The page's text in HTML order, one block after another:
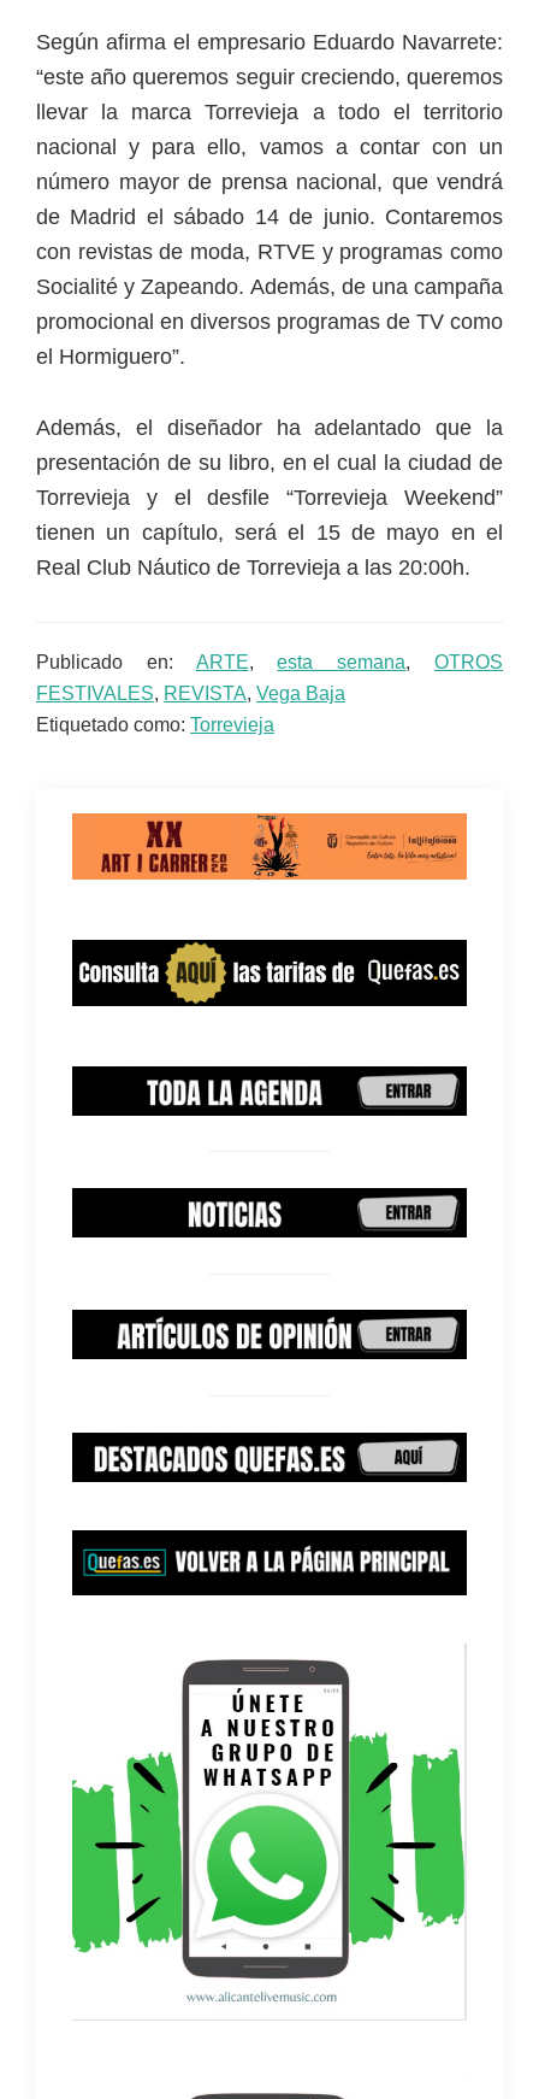
Según afirma el empresario Eduardo Navarrete:
“este año queremos seguir creciendo, queremos
llevar la marca Torrevieja a todo el territorio
nacional y para ello, vamos a contar con un
número mayor de prensa nacional, que vendrá
de Madrid el sábado 14 de junio. Contaremos
con revistas de moda, RTVE y programas como
Socialité y Zapeando. Además, de una campaña
promocional en diversos programas de TV como
el Hormiguero”.
Además, el diseñador ha adelantado que la
presentación de su libro, en el cual la ciudad de
Torrevieja y el desfile “Torrevieja Weekend”
tienen un capítulo, será el 15 de mayo en el
Real Club Náutico de Torrevieja a las 20:00h.
Publicado en: ARTE,esta semana,OTROS
FESTIVALES, REVISTA, Vega Baja
Etiquetado como: Torrevieja